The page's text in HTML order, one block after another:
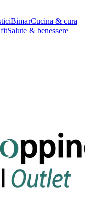
BimarCucina & cura
Salute & benessere